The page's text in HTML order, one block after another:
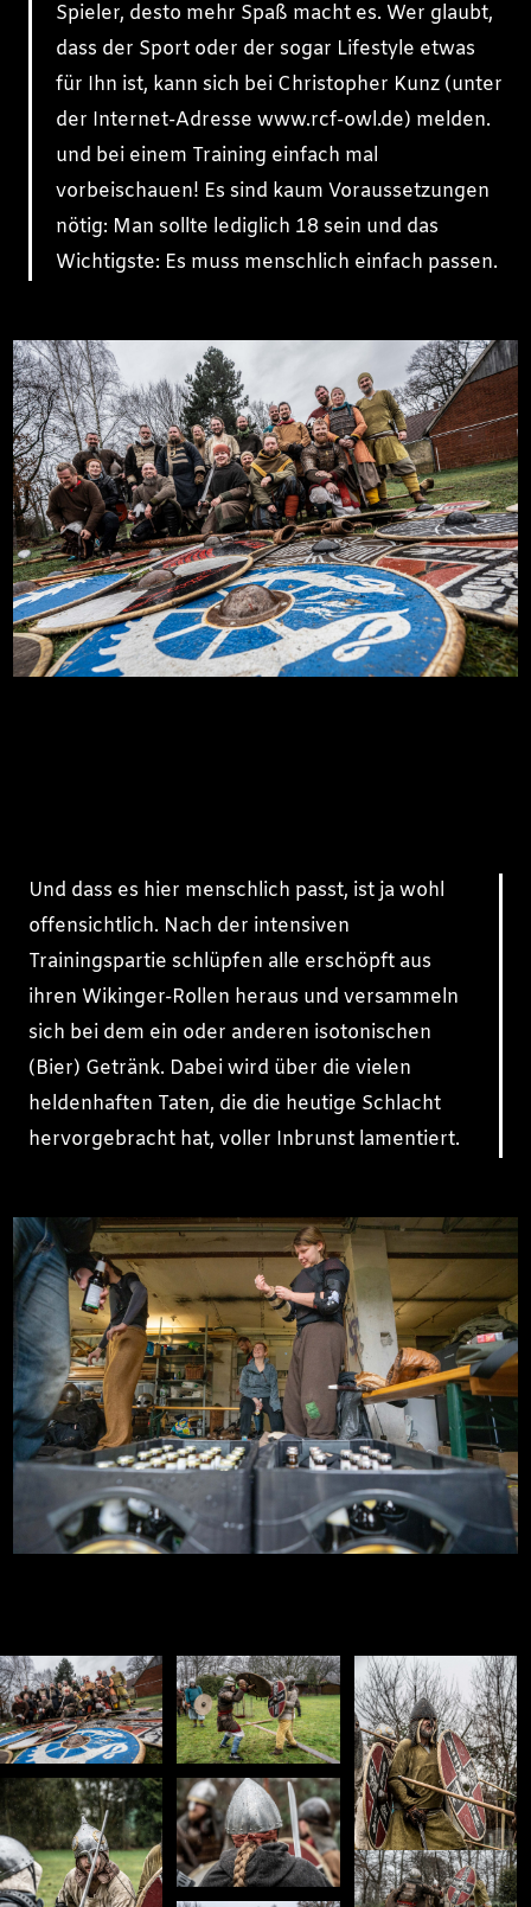
Spieler, desto mehr Spaß macht es. Wer glaubt,
dass der Sport oder der sogar Lifestyle etwas
für Ihn ist, kann sich bei Christopher Kunz (unter
der Internet-Adresse www.rcf-owl.de) melden.
und bei einem Training einfach mal
vorbeischauen! Es sind kaum Voraussetzungen
nötig: Man sollte lediglich 18 sein und das
Wichtigste: Es muss menschlich einfach passen.
Und dass es hier menschlich passt, ist ja wohl
offensichtlich. Nach der intensiven
Trainingspartie schlüpfen alle erschöpft aus
ihren Wikinger-Rollen heraus und versammeln
sich bei dem ein oder anderen isotonischen
(Bier) Getränk. Dabei wird über die vielen
heldenhaften Taten, die die heutige Schlacht
hervorgebracht hat, voller Inbrunst lamentiert.